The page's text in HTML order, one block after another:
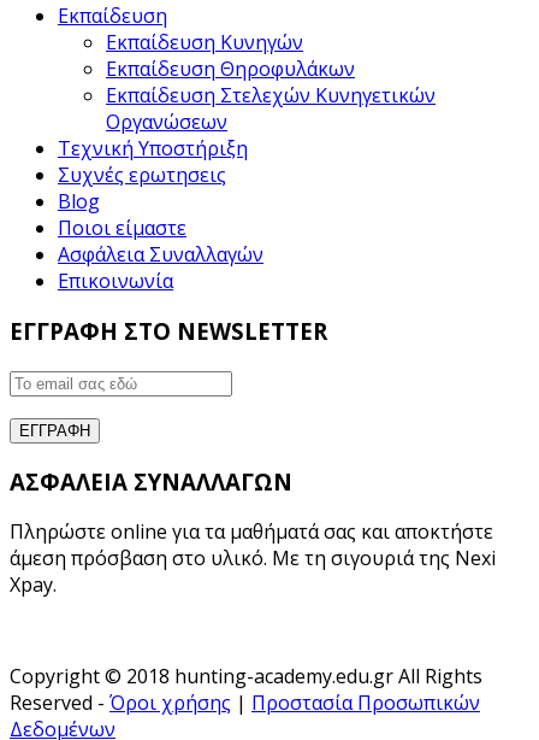
Εκπαίδευση
Εκπαίδευση Κυνηγών
Εκπαίδευση Θηροφυλάκων
Εκπαίδευση Στελεχών Κυνηγετικών
Οργανώσεων
Τεχνική Υποστήριξη
Συχνές ερωτησεις
Blog
Ποιοι είμαστε
Ασφάλεια Συναλλαγών
Επικοινωνία
ΕΓΓΡΑΦΗ ΣΤΟ NEWSLETTER
ΑΣΦΑΛΕΙΑ ΣΥΝΑΛΛΑΓΩΝ
Πληρώστε online για τα μαθήματά σας και αποκτήστε
άμεση πρόσβαση στο υλικό. Με τη σιγουριά της Nexi
Xpay.
Copyright © 2018 hunting-academy.edu.gr All Rights
Reserved - Όροι χρήσης | Προστασία Προσωπικών
Δεδομένων